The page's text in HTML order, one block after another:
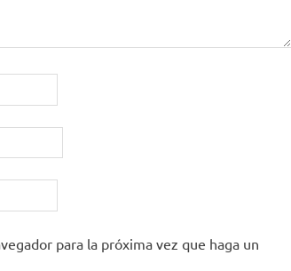
para la próxima vez que haga un